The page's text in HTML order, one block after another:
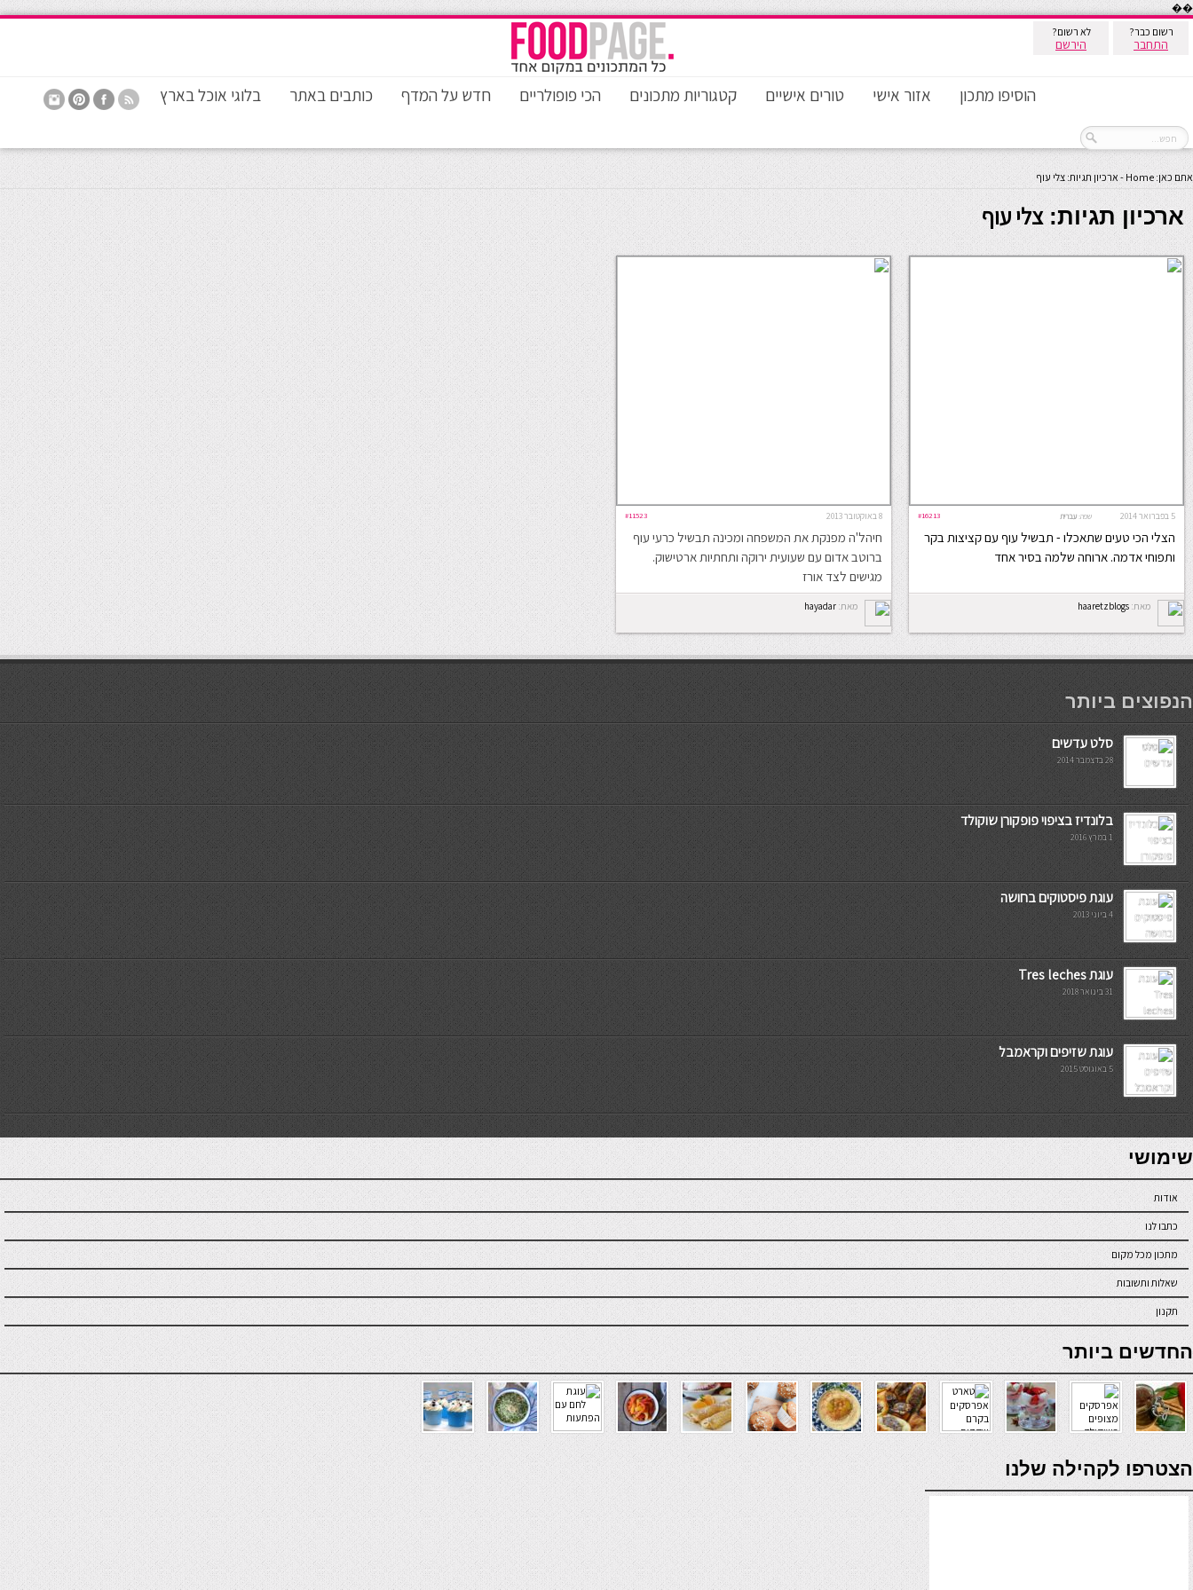
��
רשום כבר?
התחבר
לא רשום?
הירשם
הוסיפו מתכון אזור אישי טורים אישיים קטגוריות מתכונים הכי פופולריים חדש על המדף כותבים באתר בלוגי אוכל בארץ
אתם כאן: Home
- ארכיון תגיות: צלי עוף
ארכיון תגיות:צלי עוף
5 בפברואר 2014 #16213 שפה: עברית
הצלי הכי טעים שתאכלו - תבשיל עוף עם קציצות בקר
ותפוחי אדמה. ארוחה שלמה בסיר אחד
מאת: haaretzblogs
8 באוקטובר 2013 #11523
חיהל'ה מפנקת את המשפחה ומכינה תבשיל כרעי עוף
ברוטב אדום עם שעועית ירוקה ותחתיות ארטישוק.
מגישים לצד אורז
מאת: hayadar
мостбет кг
הנפוצים ביותר
סלט עדשים
28 בדצמבר 2014
בלונדיז בציפוי פופקורן שוקולד
1 במרץ 2016
עוגת פיסטוקים בחושה
4 ביוני 2013
עוגת Tres leches
31 בינואר 2018
עוגת שזיפים וקראמבל
5 באוגוסט 2015
7slots
seriöse online casinos österreich
שימושי
אודות
כתבו לנו
מתכון מכל מקום
שאלות ותשובות
תקנון
online casino
החדשים ביותר
verde casino
הצטרפו לקהילה שלנו